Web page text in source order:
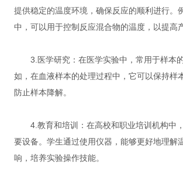
提供稳定的温度环境，确保反应的顺利进行。
中，可以用于控制反应混合物的温度，以提高
3.医学研究：在医学实验中，常用于样本
如，在血液样本的处理过程中，它可以保持样
防止样本降解。
4.教育和培训：在高校和职业培训机构中
要设备。学生通过使用仪器，能够更好地理解
响，培养实验操作技能。